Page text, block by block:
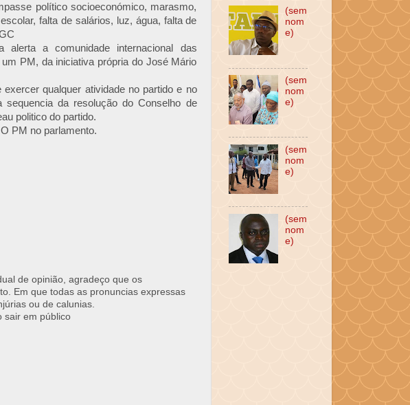
político socioeconómico, marasmo,
falta de salários, luz, água, falta de
alerta a comunidade internacional das
PM, da iniciativa própria do José Mário
qualquer atividade no partido e no
sequencia da resolução do Conselho de
politico do partido.
PM no parlamento.
de opinião, agradeço que os
Em que todas as pronuncias expressas
ou de calunias.
sair em público
(sem
nom
e)
(sem
nom
e)
(sem
nom
e)
(sem
nom
e)